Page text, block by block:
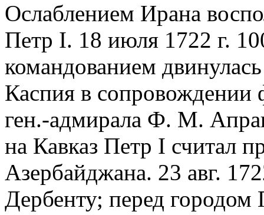
Ослаблением Ирана
Петр I. 18 июля 1722 г.
командованием
Каспия в сопровождении
ген.-адмирала Ф. М.
на Кавказ Петр I считал
Азербайджана. 23 авг.
Дербенту; перед городом